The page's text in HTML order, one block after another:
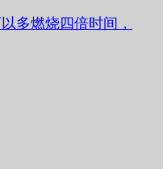
多燃烧四倍时间，